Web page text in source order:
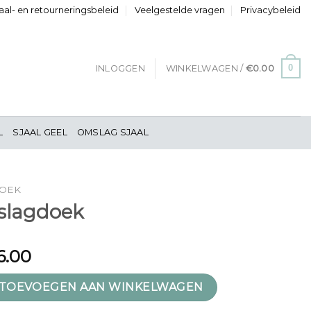
en retourneringsbeleid Veelgestelde vragen Privacybeleid
INLOGGEN WINKELWAGEN / €0.00 0
SJAAL GEEL OMSLAG SJAAL
aantal
TOEVOEGEN AAN WINKELWAGEN